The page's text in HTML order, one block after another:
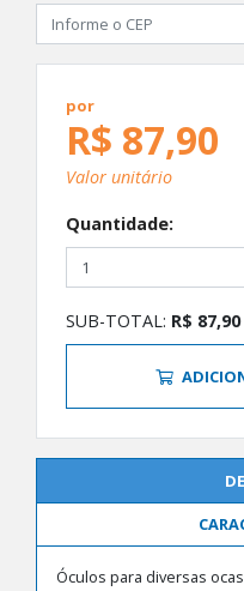
por
R$ 87,90
Valor unitário
Quantidade:
SUB-TOTAL: R$ 87,90
Óculos para diversas